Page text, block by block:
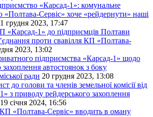
«Карсад-1»: комунальне
«Полтава-Сервіс» хоче «рейдернути» наші
1 грудня 2023, 17:47
«Карсад-1» до підприємців Полтави
проти свавілля КП «Полтава-
2023, 13:02
підприємства «Карсад-1» щодо
захоплення автостоянок з боку
ради 20 грудня 2023, 13:08
до голови та членів земельної комісії від
з приводу рейдерського захоплення
19 січня 2024, 16:56
«Полтава-Сервіс» вводить в оману